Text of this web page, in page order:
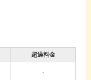
超過料金
-